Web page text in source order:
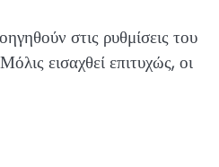
στις ρυθμίσεις του
εισαχθεί επιτυχώς, οι